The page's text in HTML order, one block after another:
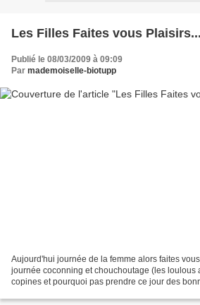
Les Filles Faites vous
Publié le 08/03/2009 à 09:09
Par mademoiselle-biotupp
Aujourd'hui journée de la femme alors faites
journée coconning et chouchoutage (les loulous
copines et pourquoi pas prendre ce jour des